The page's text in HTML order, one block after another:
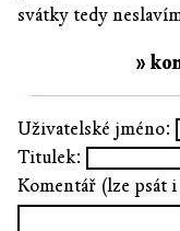
svátky tedy
»
Uživatelské jméno:
Titulek:
Komentář (lze psát